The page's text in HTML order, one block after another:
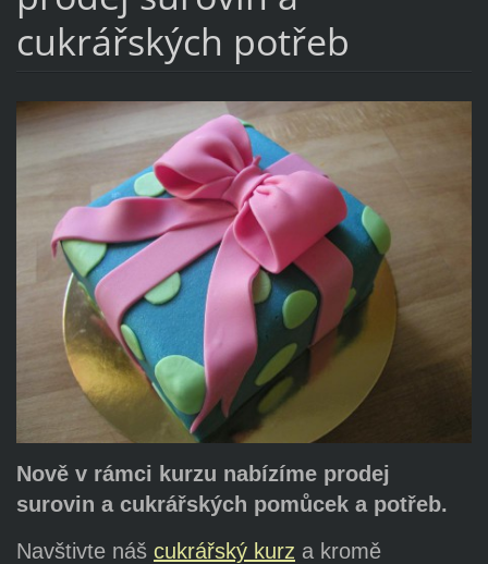
cukrářských potřeb
Nově v rámci kurzu nabízíme prodej
surovin a cukrářských pomůcek a potřeb.
Navštivte náš cukrářský kurz a kromě